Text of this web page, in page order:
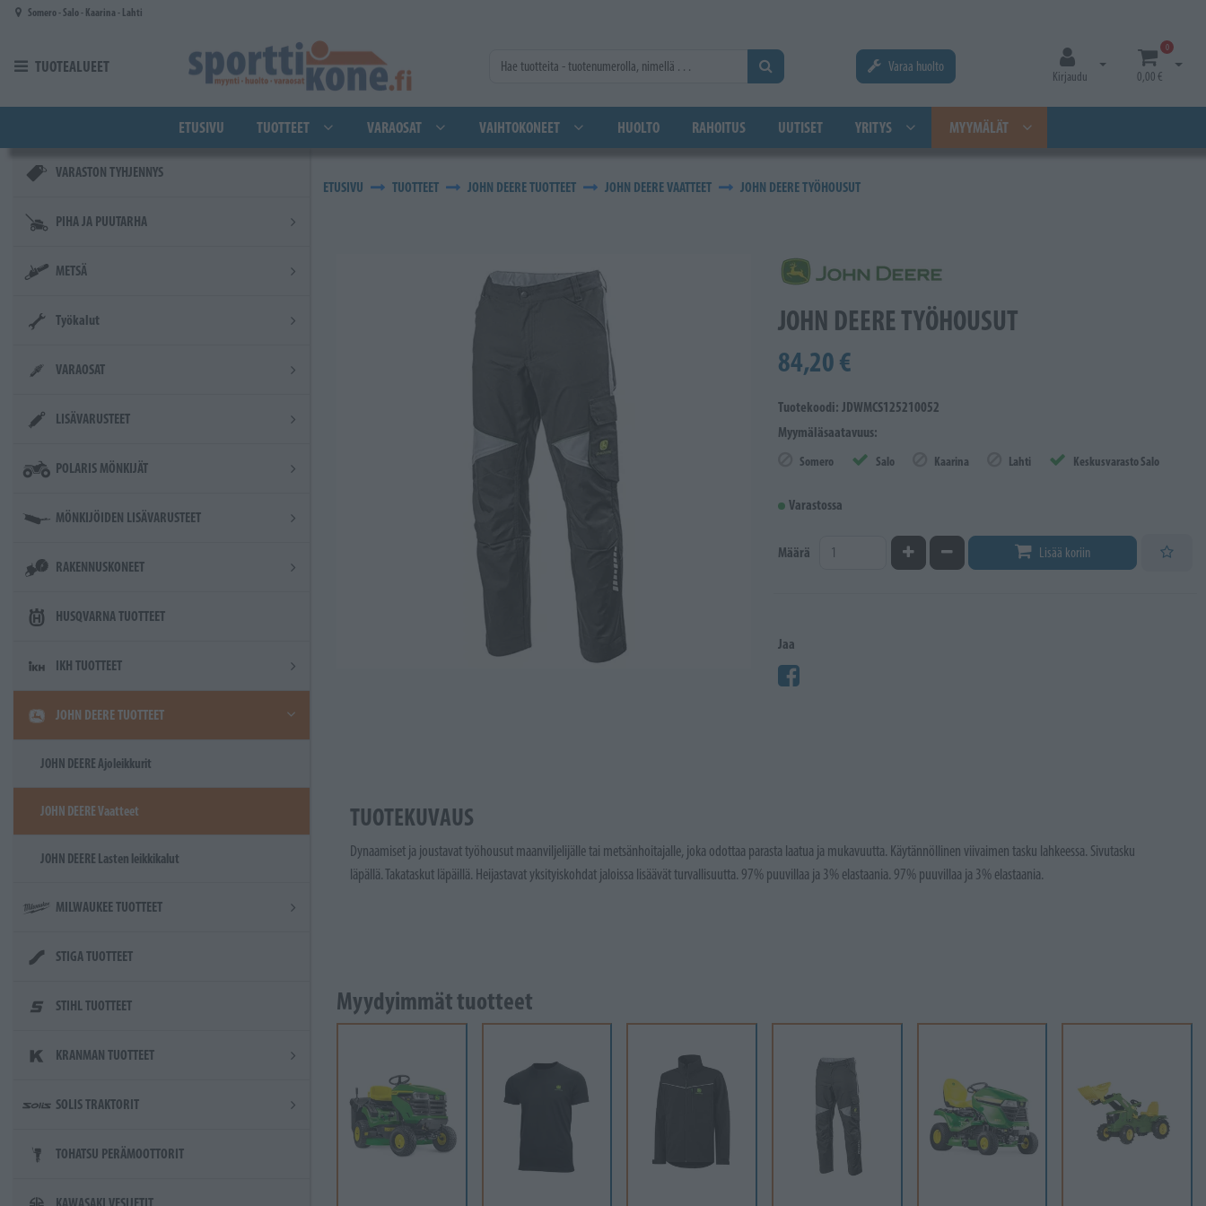
Siirry pääsisältöön
Somero - Salo - Kaarina - Lahti
TUOTEALUEET Varaa huolto
Kirjaudu
Avaa kirjautuminen
0
0,00 €
Avaa
ETUSIVU TUOTTEET VARAOSAT VAIHTOKONEET HUOLTO RAHOITUS UUTISET YRITYS MYYMÄLÄT
VARASTON TYHJENNYS
PIHA JA PUUTARHA
METSÄ
Työkalut
VARAOSAT
LISÄVARUSTEET
POLARIS MÖNKIJÄT
MÖNKIJÖIDEN LISÄVARUSTEET
RAKENNUSKONEET
HUSQVARNA TUOTTEET
IKH TUOTTEET
JOHN DEERE TUOTTEET
JOHN DEERE Ajoleikkurit
JOHN DEERE Vaatteet
JOHN DEERE Lasten leikkikalut
MILWAUKEE TUOTTEET
STIGA TUOTTEET
STIHL TUOTTEET
KRANMAN TUOTTEET
SOLIS TRAKTORIT
TOHATSU PERÄMOOTTORIT
ETUSIVU TUOTTEET JOHN DEERE TUOTTEET JOHN DEERE VAATTEET JOHN DEERE TYÖHOUSUT
JOHN DEERE TYÖHOUSUT
84,20 €
Tuotekoodi: JDWMCS125210052
Myymäläsaatavuus:
Somero Salo Kaarina Lahti Keskusvarasto Salo
Varastossa
Määrä Kasvata määrääVähennä määrää Lisää koriin
Jaa
TUOTEKUVAUS
Dynaamiset ja joustavat työhousut maanviljelijälle tai metsänhoitajalle, joka odottaa parasta laatua ja mukavuutta. Käytännöllinen viivaimen tasku lahkeessa. Sivutasku
läpällä.Takataskut läpäillä. Heijastavat yksityiskohdat jaloissa lisäävät turvallisuutta. 97% puuvillaa ja 3% elastaania. 97% puuvillaa ja 3% elastaania.
Myydyimmät tuotteet